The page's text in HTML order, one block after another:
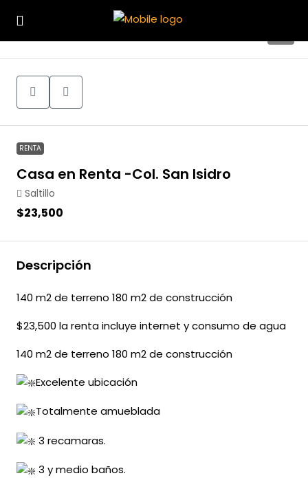
RENTA
Casa en Renta -Col. San Isidro
Saltillo
$23,500
Descripción
140 m2 de terreno 180 m2 de construcción
$23,500 la renta incluye internet y consumo de agua
140 m2 de terreno 180 m2 de construcción
Excelente ubicación
Totalmente amueblada
3 recamaras.
3 y medio baños.